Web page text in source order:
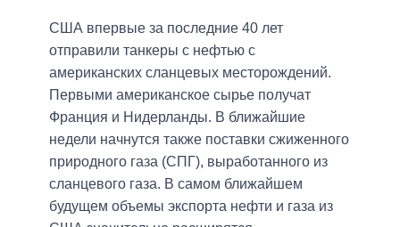
США впервые за последние 40 лет
отправили танкеры с нефтью с
американских сланцевых месторождений.
Первыми американское сырье получат
Франция и Нидерланды. В ближайшие
недели начнутся также поставки сжиженного
природного газа (СПГ), выработанного из
сланцевого газа. В самом ближайшем
будущем объемы экспорта нефти и газа из